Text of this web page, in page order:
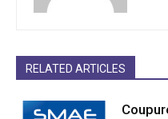
RELATED ARTICLES